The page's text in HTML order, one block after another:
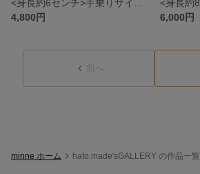
4,800円
6,000円
前へ
minne ホーム hato.made'sGALLERY の作品一覧